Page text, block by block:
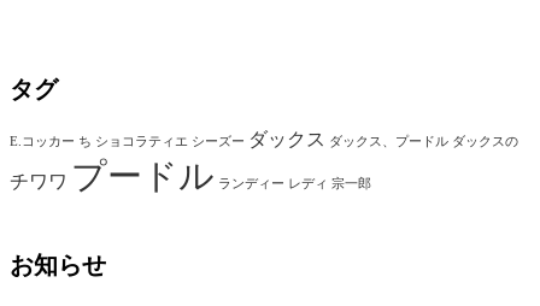
タグ
E.コッカー ち ショコラティエ シーズー ダックス ダックス、プードル ダックスの
チワワ プードル ランディー レディ 宗一郎
お知らせ